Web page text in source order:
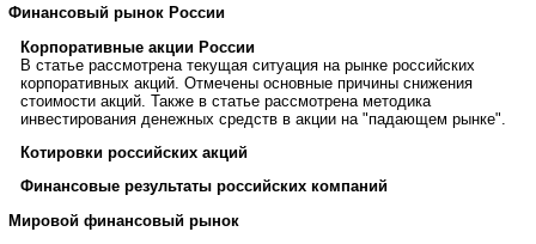
Финансовый рынок России
Корпоративные акции России
В статье рассмотрена текущая ситуация на рынке российских
корпоративных акций. Отмечены основные причины снижения
стоимости акций. Также в статье рассмотрена методика
инвестирования денежных средств в акции на "падающем рынке".
Котировки российских акций
Финансовые результаты российских компаний
Мировой финансовый рынок